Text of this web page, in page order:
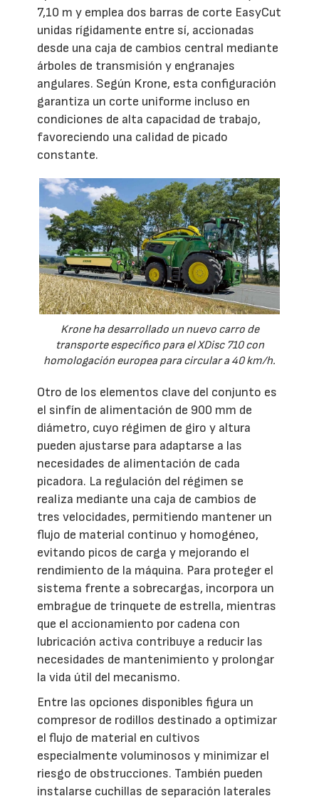
7,10 m y emplea dos barras de corte EasyCut
unidas rígidamente entre sí, accionadas
desde una caja de cambios central mediante
árboles de transmisión y engranajes
angulares. Según Krone, esta configuración
garantiza un corte uniforme incluso en
condiciones de alta capacidad de trabajo,
favoreciendo una calidad de picado
constante.
Krone ha desarrollado un nuevo carro de
transporte específico para el XDisc 710 con
homologación europea para circular a 40 km/h.
Otro de los elementos clave del conjunto es
el sinfín de alimentación de 900 mm de
diámetro, cuyo régimen de giro y altura
pueden ajustarse para adaptarse a las
necesidades de alimentación de cada
picadora. La regulación del régimen se
realiza mediante una caja de cambios de
tres velocidades, permitiendo mantener un
flujo de material continuo y homogéneo,
evitando picos de carga y mejorando el
rendimiento de la máquina. Para proteger el
sistema frente a sobrecargas, incorpora un
embrague de trinquete de estrella, mientras
que el accionamiento por cadena con
lubricación activa contribuye a reducir las
necesidades de mantenimiento y prolongar
la vida útil del mecanismo.
Entre las opciones disponibles figura un
compresor de rodillos destinado a optimizar
el flujo de material en cultivos
especialmente voluminosos y minimizar el
riesgo de obstrucciones. También pueden
instalarse cuchillas de separación laterales